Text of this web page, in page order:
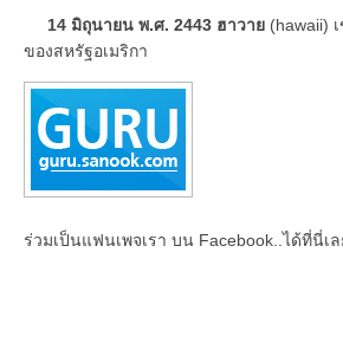
14 มิถุนายน พ.ศ. 2443 ฮาวาย (hawaii)
ของสหรัฐอเมริกา
ร่วมเป็นแฟนเพจเรา บน Facebook..ได้ที่นี่เล